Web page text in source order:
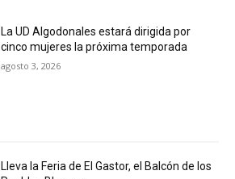
La UD Algodonales estará dirigida por
cinco mujeres la próxima temporada
agosto 3, 2026
Lleva la Feria de El Gastor, el Balcón de los